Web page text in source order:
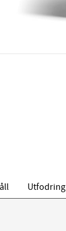
Utfodring